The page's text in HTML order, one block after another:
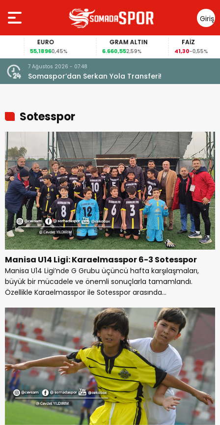
Giriş
Yap
0,45%
GRAM ALTIN
6.660,552,59% -0,55%
7 Ağustos 2026 - 07:48
Somaspor’dan Serkan Yola Transferi!
Sotesspor
Manisa U14 Ligi: Karaelmasspor 6-3 Sotesspor
Manisa U14 Ligi’nde G Grubu üçüncü hafta karşılaşmaları,
büyük bir mücadele ve önemli sonuçlarla tamamlandı.
Özellikle Karaelmasspor ile Sotesspor arasında...